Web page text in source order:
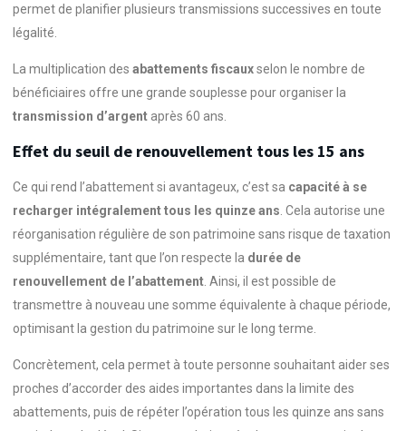
permet de planifier plusieurs transmissions successives en toute
légalité.
La multiplication des abattements fiscauxselon le nombre de
bénéficiaires offre une grande souplesse pour organiser la
transmission d’argent après 60 ans.
Effet du seuil de renouvellement tous les 15 ans
Ce qui rend l’abattement si avantageux, c’est sa capacité à se
recharger intégralement tous les quinze ans . Cela autorise une
réorganisation régulière de son patrimoine sans risque de taxation
supplémentaire, tant que l’on respecte la durée de
renouvellement de l’abattement . Ainsi, il est possible de
transmettre à nouveau une somme équivalente à chaque période,
optimisant la gestion du patrimoine sur le long terme.
Concrètement, cela permet à toute personne souhaitant aider ses
proches d’accorder des aides importantes dans la limite des
abattements, puis de répéter l’opération tous les quinze ans sans